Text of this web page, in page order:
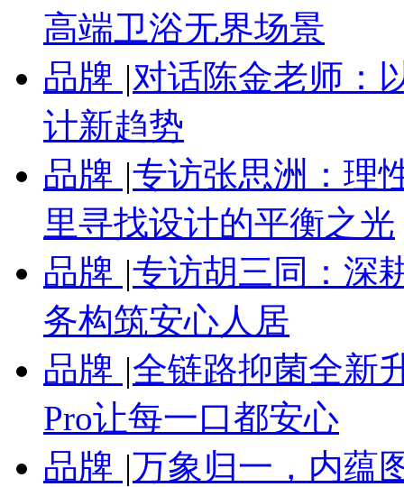
高端卫浴无界场景
品牌 |对话陈金老师：
计新趋势
品牌 |专访张思洲：理
里寻找设计的平衡之光
品牌 |专访胡三同：深
务构筑安心人居
品牌 |全链路抑菌全新
Pro让每一口都安心
品牌 |万象归一，内蕴